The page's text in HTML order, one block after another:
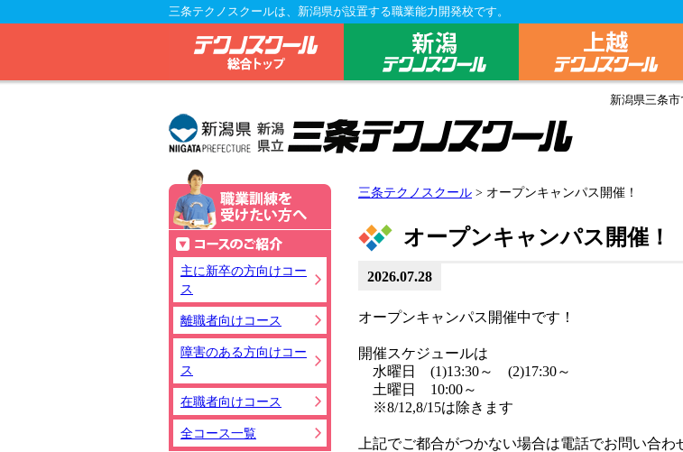
三条テクノスクールは、新潟県が設置する職業能力開発校です。
テクノスクール総合トップ 新潟テクノスクール
新潟県三条
三条テクノスクール > オープンキャンパス開催！
オープンキャンパス開催！
2026.07.28
オープンキャンパス開催中です！
開催スケジュールは
水曜日 (1)13:30～ (2)17:30～
土曜日 10:00～
※8/12,8/15は除きます
上記でご都合がつかない場合は電話でお問い合わ
職業訓練を受けたい方へ
コースのご紹介
主に新卒の方向けコー
ス
離職者向けコース
障害のある方向けコー
ス
在職者向けコース
全コース一覧